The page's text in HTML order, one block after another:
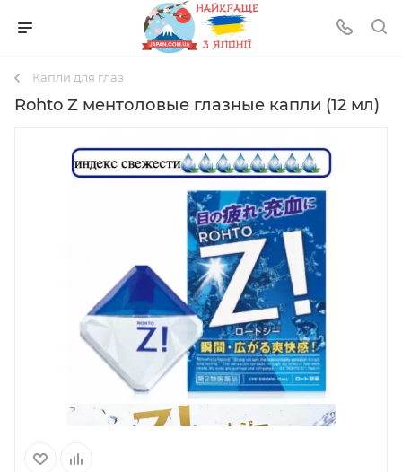
Капли для глаз
Rohto Z ментоловые глазные капли (12 мл)